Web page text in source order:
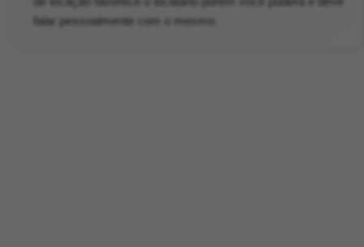
falar pessoalmente com o mesmo.